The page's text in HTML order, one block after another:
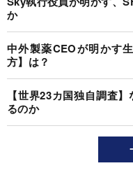
か
中外製薬CEOが明かす
方】は？
【世界23カ国独自調査
るのか